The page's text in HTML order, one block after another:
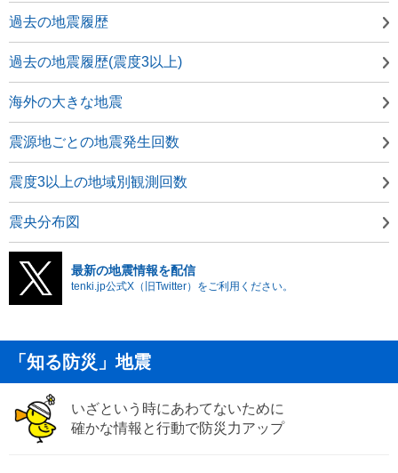
過去の地震履歴
過去の地震履歴(震度3以上)
海外の大きな地震
震源地ごとの地震発生回数
震度3以上の地域別観測回数
震央分布図
最新の地震情報を配信
tenki.jp公式X（旧Twitter）をご利用ください。
「知る防災」地震
いざという時にあわてないために
確かな情報と行動で防災力アップ